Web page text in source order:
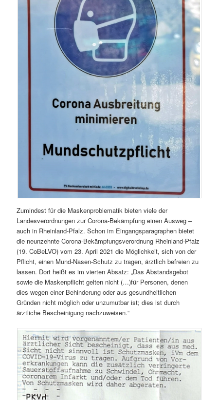
Zumindest für die Maskenproblematik bieten viele der
Landesverordnungen zur Corona-Bekämpfung einen Ausweg –
auch in Rheinland-Pfalz. Schon im Eingangsparagraphen bietet
die neunzehnte Corona-Bekämpfungsverordnung Rheinland-Pfalz
(19. CoBeLVO) vom 23. April 2021 die Möglichkeit, sich von der
Pflicht, einen Mund-Nasen-Schutz zu tragen, ärztlich befreien zu
lassen. Dort heißt es im vierten Absatz: „Das Abstandsgebot
sowie die Maskenpflicht gelten nicht (…)für Personen, denen
dies wegen einer Behinderung oder aus gesundheitlichen
Gründen nicht möglich oder unzumutbar ist; dies ist durch
ärztliche Bescheinigung nachzuweisen.“